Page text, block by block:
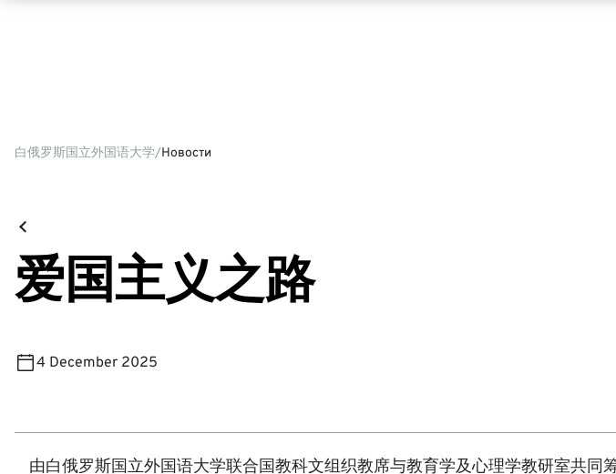
白俄罗斯国立外国语大学 Новости
爱国主义之路
4 December 2025
由白俄罗斯国立外国语大学联合国教科文组织教席与教育学及心理学教研室共